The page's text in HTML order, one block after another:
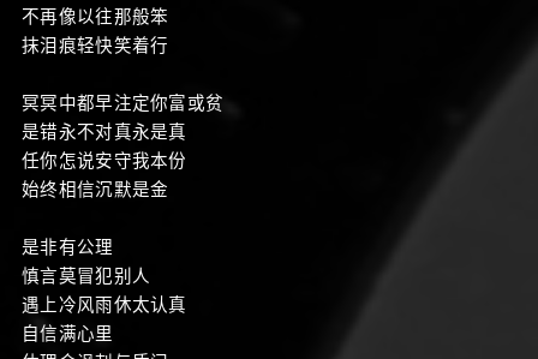
不再像以往那般笨
抹泪痕轻快笑着行
冥冥中都早注定你富或贫
是错永不对真永是真
任你怎说安守我本份
始终相信沉默是金
是非有公理
慎言莫冒犯别人
遇上冷风雨休太认真
自信满心里